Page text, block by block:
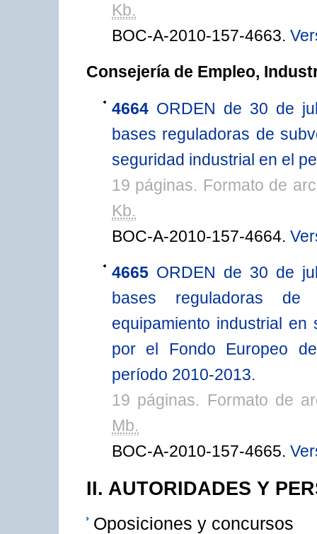
Kb.
BOC-A-2010-157-4663.
Consejería de Empleo,
4664 ORDEN de 30 de
bases reguladoras de
seguridad industrial en el
19 páginas. Formato de
Kb.
BOC-A-2010-157-4664.
4665 ORDEN de 30 de
bases reguladoras de
equipamiento industrial
por el Fondo Europeo
período 2010-2013.
19 páginas. Formato de
Mb.
BOC-A-2010-157-4665.
II. AUTORIDADES Y
Oposiciones y concursos